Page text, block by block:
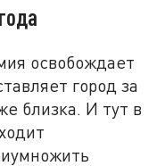
освобождает
город за
близка. И тут в